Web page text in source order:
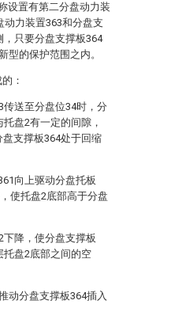
设置有第二分盘动力装
动力装置363和分盘支
只要分盘支撑板364
型的保护范围之内。
：
送至分盘位34时，分
盘2有一定的间隙，
支撑板364处于回缩
向上驱动分盘托板
使托盘2底部高于分盘
降，使分盘支撑板
托盘2底部之间的空
动分盘支撑板364插入